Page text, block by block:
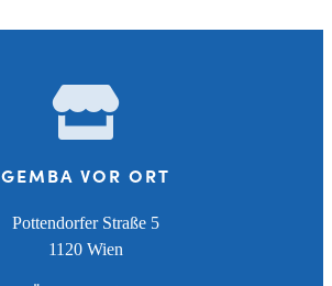
GEMBA VOR ORT
Pottendorfer Straße 5
1120 Wien